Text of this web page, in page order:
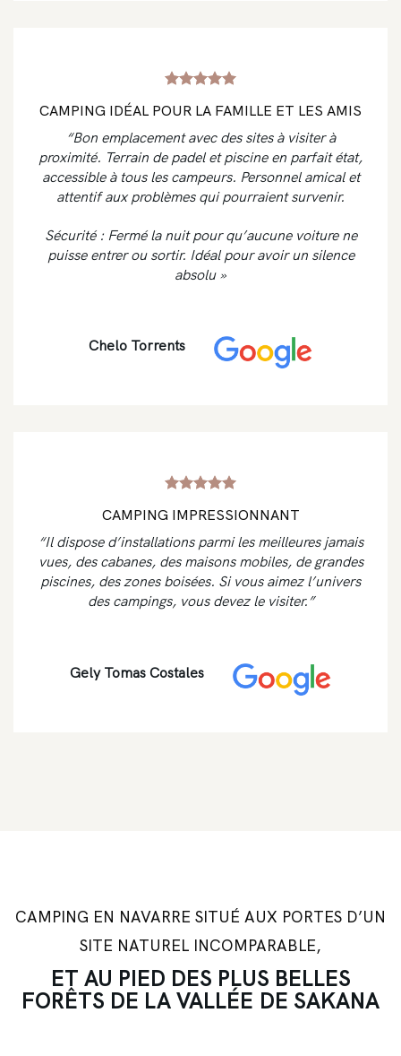
CAMPING IDÉAL POUR LA FAMILLE ET LES AMIS
“Bon emplacement avec des sites à visiter à
proximité. Terrain de padel et piscine en parfait état,
accessible à tous les campeurs. Personnel amical et
attentif aux problèmes qui pourraient survenir.
Sécurité : Fermé la nuit pour qu’aucune voiture ne
puisse entrer ou sortir. Idéal pour avoir un silence
absolu »
Chelo Torrents
CAMPING IMPRESSIONNANT
“Il dispose d’installations parmi les meilleures jamais
vues, des cabanes, des maisons mobiles, de grandes
piscines, des zones boisées. Si vous aimez l’univers
des campings, vous devez le visiter.”
Gely Tomas Costales
CAMPING EN NAVARRE SITUÉ AUX PORTES D’UN
SITE NATUREL INCOMPARABLE,
ET AU PIED DES PLUS BELLES
FORÊTS DE LA VALLÉE DE SAKANA